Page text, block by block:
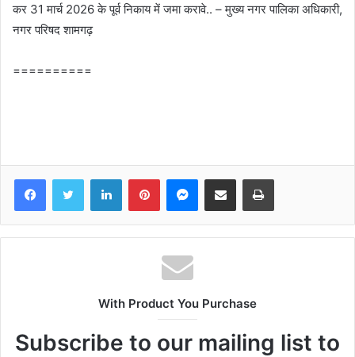
कर 31 मार्च 2026 के पूर्व निकाय में जमा करावे.. – मुख्य नगर पालिका अधिकारी,
नगर परिषद शामगढ़
==========
FacebookTwitter LinkedInPinterestMessenger
Share via Email Print
With Product You Purchase
Subscribe to our mailing list to